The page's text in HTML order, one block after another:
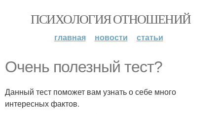
ПСИХОЛОГИЯ ОТНОШЕНИЙ
главная новости статьи
Очень полезный тест?
Данный тест поможет вам узнать о себе много
интересных фактов.